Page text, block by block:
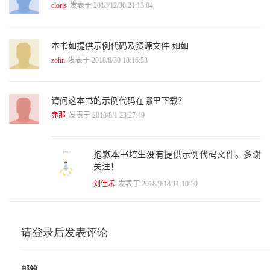
Item 26: Don’t use raw types . . . . . . . . . . . . . . . . . . . . . . . . . . . . 117
Item 27: Eliminate unchecked warnings. . . . . . . . . . . . . . . . . . . . 123
Item 29: Favor generic types. . . . . . . . . . . . . . . . . . . . . . . . . . . . . 130
Item 30: Favor generic methods . . . . . . . . . . . . . . . . . . . . . . . . . . 135
Item 31: Use bounded wildcards to increase API flexibility . . . . 139
6 Enums and Annotations . . . . . . . . . . . . . . . . . . . . . . . . . . . 157
Item 34: Use enums instead of int constants. . . . . . . . . . . . . . . . 157
Item 35: Use instance fields instead of ordinals . . . . . . . . . . . . . . 168
Item 37: Use EnumMap instead of ordinal indexing. . . . . . . . . . . . 171
Item 38: Emulate extensible enums with interfaces . . . . . . . . . . . 176
Item 39: Prefer annotations to naming patterns . . . . . . . . . . . . . . 180
Item 40: Consistently use the Override annotation. . . . . . . . . . . 188
Item 43: Prefer method references to lambdas . . . . . . . . . . . . . . . 197
cloris 发表于 2018/12/30 21:13:04
本书如提供示例代码及资源文件 如如
zohn 发表于 2018/8/30 18:16:53
请问这本书的示例代码在哪里下载？
赤那 发表于 2018/8/1 23:27:49
抱歉本书培生没有提供示例代码文件。多谢
关注！
刘佳禾 发表于 2018/9/18 11:10:50